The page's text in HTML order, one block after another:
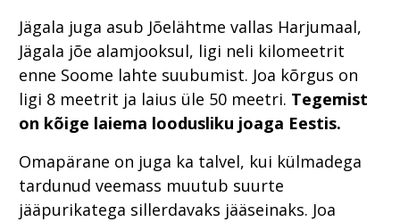
Jägala juga asub Jõelähtme vallas Harjumaal,
Jägala jõe alamjooksul, ligi neli kilomeetrit
enne Soome lahte suubumist. Joa kõrgus on
ligi 8 meetrit ja laius üle 50 meetri. Tegemist
on kõige laiema loodusliku joaga Eestis.
Omapärane on juga ka talvel, kui külmadega
tardunud veemass muutub suurte
jääpurikatega sillerdavaks jääseinaks. Joa